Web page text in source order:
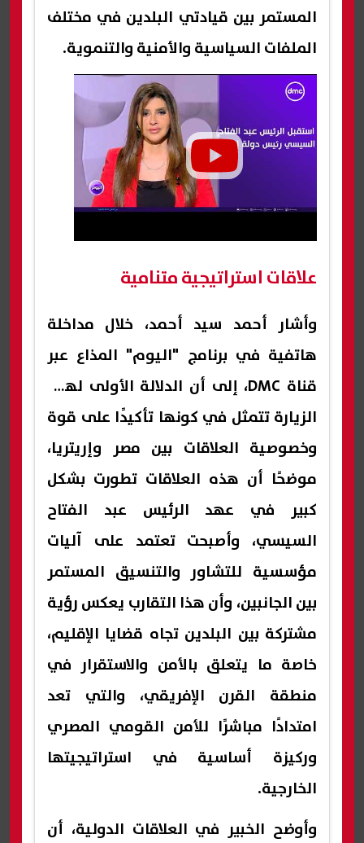
المستمر بين قيادتي البلدين في مختلف
الملفات السياسية والأمنية والتنموية.
علاقات استراتيجية متنامية
وأشار أحمد سيد أحمد، خلال مداخلة
هاتفية في برنامج "اليوم" المذاع عبر
قناة DMC، إلى أن الدلالة الأولى لهذه
الزيارة تتمثل في كونها تأكيدًا على قوة
وخصوصية العلاقات بين مصر وإريتريا،
موضحًا أن هذه العلاقات تطورت بشكل
كبير في عهد الرئيس عبد الفتاح
السيسي، وأصبحت تعتمد على آليات
مؤسسية للتشاور والتنسيق المستمر
بين الجانبين، وأن هذا التقارب يعكس رؤية
مشتركة بين البلدين تجاه قضايا الإقليم،
خاصة ما يتعلق بالأمن والاستقرار في
منطقة القرن الإفريقي، والتي تعد
امتدادًا مباشرًا للأمن القومي المصري
وركيزة أساسية في استراتيجيتها
الخارجية.
وأوضح الخبير في العلاقات الدولية، أن